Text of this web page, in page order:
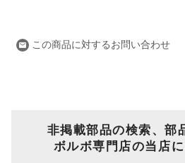
非掲載部品の検索、部
ボルボ専門店の当店
この商品に対するお問い合わせ